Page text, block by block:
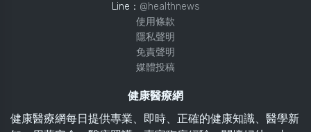
Line： @healthnews
使用條款
隱私聲明
免責聲明
媒體投稿
健康醫療網
健康醫療網每日提供專業、即時、正確的健康知識、醫學新